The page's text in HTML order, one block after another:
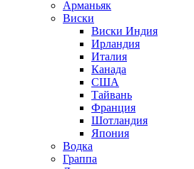
Арманьяк
Виски
Виски Индия
Ирландия
Италия
Канада
США
Тайвань
Франция
Шотландия
Япония
Водка
Граппа